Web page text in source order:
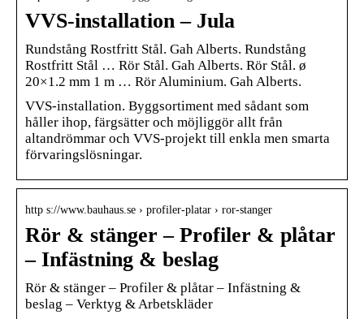
VVS-installation – Jula
Rundstång Rostfritt Stål. Gah Alberts. Rundstång
Rostfritt Stål … Rör Stål. Gah Alberts. Rör Stål. ø
20×1.2 mm 1 m … Rör Aluminium. Gah Alberts.
VVS-installation. Byggsortiment med sådant som
håller ihop, färgsätter och möjliggör allt från
altandrömmar och VVS-projekt till enkla men smarta
förvaringslösningar.
http s://www.bauhaus.se › profiler-platar › ror-stanger
Rör & stänger – Profiler & plåtar
– Infästning & beslag
Rör & stänger – Profiler & plåtar – Infästning &
beslag – Verktyg & Arbetskläder